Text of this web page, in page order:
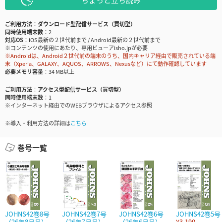
ご利用方法
ダウンロード型配信サービス（買切型）
同時使用端末数
2
対応OS
iOS最新の２世代前まで / Android最新の２世代前まで
※コンテンツの使用にあたり、専用ビューアisho.jpが必要
※Androidは、Android２世代前の端末のうち、国内キャリア経由で販売されている端
末（Xperia、GALAXY、AQUOS、ARROWS、Nexusなど）にて動作確認しています
必要メモリ容量
34 MB以上
ご利用方法
アクセス型配信サービス（買切型）
同時使用端末数
1
※インターネット経由でのWEBブラウザによるアクセス参照
※導入・利用方法の詳細はこちら
巻号一覧
JOHNS42巻8号
JOHNS42巻7号
JOHNS42巻6号
JOHNS42巻5号